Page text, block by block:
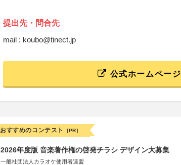
提出先・問合先
mail : koubo@tinect.jp
公式ホームページ
おすすめのコンテスト [PR]
2026年度版 音楽著作権の啓発チラシ デザイン大募集
一般社団法人カラオケ使用者連盟